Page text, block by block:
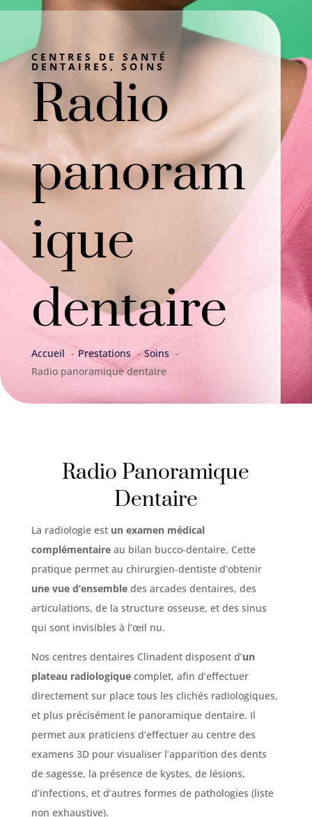
CENTRES DE SANTÉ
DENTAIRES, SOINS
Radio
panoram
ique
dentaire
Accueil Prestations
Soins
Radio panoramique dentaire
Radio Panoramique
Dentaire
La radiologie est un examen médical
complémentaireau bilan bucco-dentaire. Cette
pratique permet au chirurgien-dentiste d’obtenir
une vue d’ensembledes arcades dentaires, des
articulations, de la structure osseuse, et des sinus
qui sont invisibles à l’œil nu.
Nos centres dentaires Clinadent disposent d’un
plateau radiologique complet, afin d’effectuer
directement sur place tous les clichés radiologiques,
et plus précisément le panoramique dentaire. Il
permet aux praticiens d’effectuer au centre des
examens 3D pour visualiser l’apparition des dents
de sagesse, la présence de kystes, de lésions,
d’infections, et d’autres formes de pathologies (liste
non exhaustive).